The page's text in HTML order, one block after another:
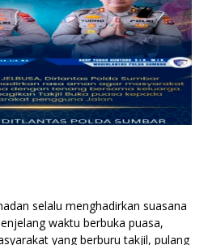
selalu menghadirkan suasana
waktu berbuka puasa,
yang berburu takjil, pulang